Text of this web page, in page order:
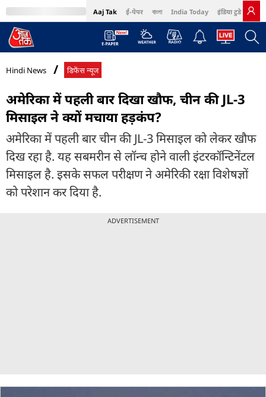
Aaj Tak ई-पेपर বাংলা India Today इंडिया टुडे हिंदी
MumbaiTak Cosmopolitan Harper's Bazaar Northeast
Hindi News डिफेंस न्यूज
अमेरिका में पहली बार दिखा खौफ, चीन की JL-3
मिसाइल ने क्यों मचाया हड़कंप?
अमेरिका में पहली बार चीन की JL-3 मिसाइल को लेकर खौफ
दिख रहा है. यह सबमरीन से लॉन्च होने वाली इंटरकॉन्टिनेंटल
मिसाइल है. इसके सफल परीक्षण ने अमेरिकी रक्षा विशेषज्ञों
को परेशान कर दिया है.
ADVERTISEMENT